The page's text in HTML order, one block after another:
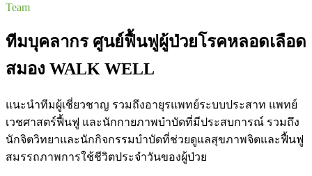
Team
ทีมบุคลากร ศูนย์ฟื้นฟูผู้ป่วยโรคหลอดเลือด
สมอง WALK WELL
แนะนำทีมผู้เชี่ยวชาญ รวมถึงอายุรแพทย์ระบบประสาท แพทย์
เวชศาสตร์ฟื้นฟู และนักกายภาพบำบัดที่มีประสบการณ์ รวมถึง
นักจิตวิทยาและนักกิจกรรมบำบัดที่ช่วยดูแลสุขภาพจิตและฟื้นฟู
สมรรถภาพการใช้ชีวิตประจำวันของผู้ป่วย